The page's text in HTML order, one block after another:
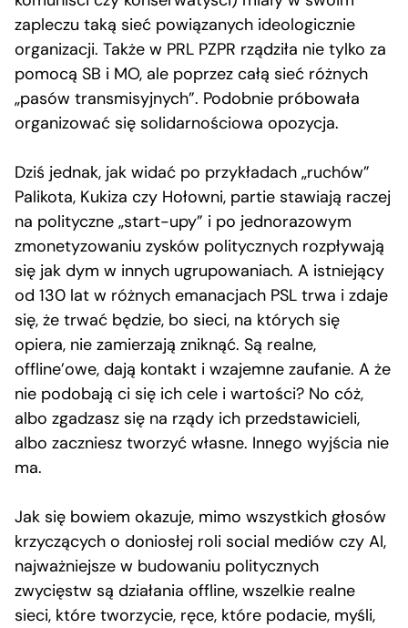
zapleczu taką sieć powiązanych ideologicznie
organizacji. Także w PRL PZPR rządziła nie tylko za
pomocą SB i MO, ale poprzez całą sieć różnych
„pasów transmisyjnych”. Podobnie próbowała
organizować się solidarnościowa opozycja.
Dziś jednak, jak widać po przykładach „ruchów”
Palikota, Kukiza czy Hołowni, partie stawiają raczej
na polityczne „start-upy” i po jednorazowym
zmonetyzowaniu zysków politycznych rozpływają
się jak dym w innych ugrupowaniach. A istniejący
od 130 lat w różnych emanacjach PSL trwa i zdaje
się, że trwać będzie, bo sieci, na których się
opiera, nie zamierzają zniknąć. Są realne,
offline’owe, dają kontakt i wzajemne zaufanie. A że
nie podobają ci się ich cele i wartości? No cóż,
albo zgadzasz się na rządy ich przedstawicieli,
albo zaczniesz tworzyć własne. Innego wyjścia nie
ma.
Jak się bowiem okazuje, mimo wszystkich głosów
krzyczących o doniosłej roli social mediów czy AI,
najważniejsze w budowaniu politycznych
zwycięstw są działania offline, wszelkie realne
sieci, które tworzycie, ręce, które podacie, myśli,